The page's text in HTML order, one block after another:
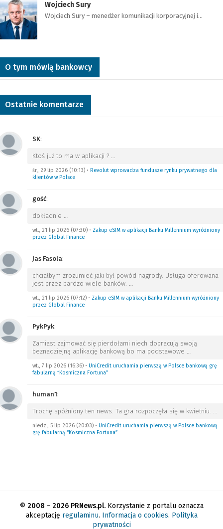
Wojciech Sury
Wojciech Sury – menedżer komunikacji korporacyjnej i…
O tym mówią bankowcy
Ostatnie komentarze
SK:
Ktoś już to ma w aplikacji ? …
śr., 29 lip 2026 (10:13) • Revolut wprowadza fundusze rynku prywatnego dla
klientów w Polsce
gość:
dokładnie …
wt., 21 lip 2026 (07:30) • Zakup eSIM w aplikacji Banku Millennium wyróżniony
przez Global Finance
Jas Fasola:
chciałbym zrozumieć jaki był powód nagrody. Usługa oferowana
jest przez bardzo wiele banków. …
wt., 21 lip 2026 (07:12) • Zakup eSIM w aplikacji Banku Millennium wyróżniony
przez Global Finance
PykPyk:
Zamiast zajmować się pierdołami niech dopracują swoją
beznadziejną aplikację bankową bo ma podstawowe …
wt., 7 lip 2026 (16:36) • UniCredit uruchamia pierwszą w Polsce bankową grę
fabularną “Kosmiczna Fortuna”
human1:
Trochę spóźniony ten news. Ta gra rozpoczęła się w kwietniu. …
niedz., 5 lip 2026 (20:03) • UniCredit uruchamia pierwszą w Polsce bankową
grę fabularną “Kosmiczna Fortuna”
© 2008 − 2026 PRNews.pl.Korzystanie z portalu oznacza
akceptację regulaminu. Informacja o cookies. Polityka
prywatności